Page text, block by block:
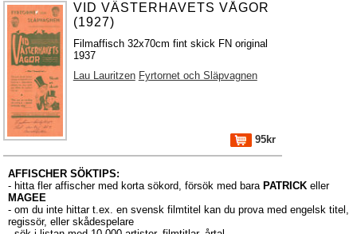
VID VÄSTERHAVETS VÅGOR
(1927)
Filmaffisch 32x70cm fint skick FN original
1937
Lau Lauritzen Fyrtornet och Släpvagnen
95kr
AFFISCHER SÖKTIPS:
- hitta fler affischer med korta sökord, försök med bara PATRICK eller
MAGEE
- om du inte hittar t.ex. en svensk filmtitel kan du prova med engelsk titel,
regissör, eller skådespelare